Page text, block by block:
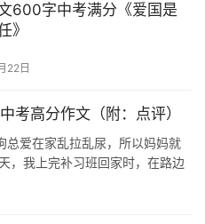
600字中考满分《爱国是
》
22日
考高分作文（附：点评）
总爱在家乱拉乱尿，所以妈妈就
，我上完补习班回家时，在路边